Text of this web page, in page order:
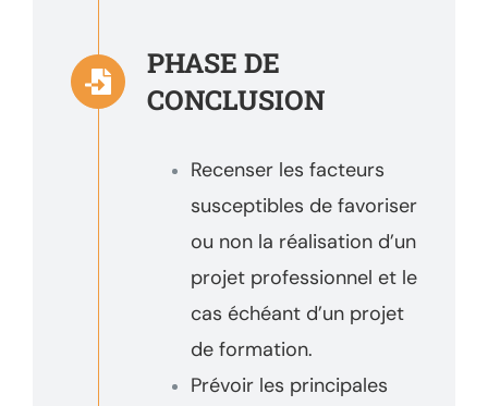
PHASE DE
CONCLUSION
Recenser les facteurs
susceptibles de favoriser
ou non la réalisation d’un
projet professionnel et le
cas échéant d’un projet
de formation.
Prévoir les principales